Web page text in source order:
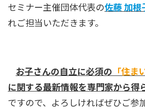
セミナー主催団体代表の佐藤 加根
れご担当いただきます。
お子さんの自立に必須の 「住ま
に関する最新情報を専門家から得
ですので、よろしければぜひご参